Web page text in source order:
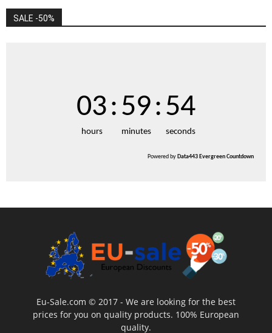
SALE -50%
03
hours
:59
minutes
:53
seconds
Powered byData443 Evergreen Countdown
Eu-Sale.com © 2017 - We are looking for the best
prices for you on quality products. 100% European
quality.